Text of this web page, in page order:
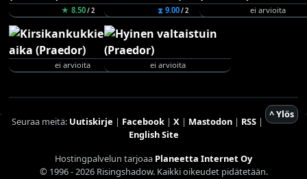
★ 8.50/ 2 ⧗ 9.00/ 2 ei arvioita
ei arvioita ei arvioita
^ Ylös
Seuraa meitä: Uutiskirje | Facebook| X| Mastodon| RSS|
English Site
Hostingpalvelun tarjoaa Planeetta Internet Oy
© 1996 - 2026 Risingshadow. Kaikki oikeudet pidätetään.